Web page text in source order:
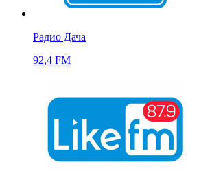
Радио Дача
92,4 FM